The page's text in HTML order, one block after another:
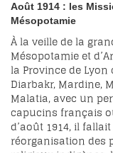
Août 1914 : les
Mésopotamie
À la veille de la
Mésopotamie et
la Province de
Diarbakr, Mardine,
Malatia, avec un
capucins français
d’août 1914, il
réorganisation des